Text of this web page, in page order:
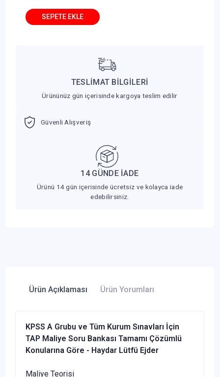
TESLİMAT BİLGİLERİ
Ürününüz gün içerisinde kargoya teslim edilir
Güvenli Alışveriş
14 GÜNDE İADE
Ürünü 14 gün içerisinde ücretsiz ve kolayca iade
edebilirsiniz.
Ürün Açıklaması Ürün Yorumları
KPSS A Grubu ve Tüm Kurum Sınavları İçin
TAP Maliye Soru Bankası Tamamı Çözümlü
Konularına Göre - Haydar Lütfü Ejder
Maliye Teorisi